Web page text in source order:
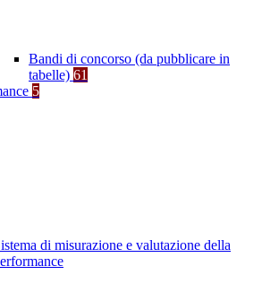
Bandi di concorso (da pubblicare in
tabelle) 61
5
di misurazione e valutazione della